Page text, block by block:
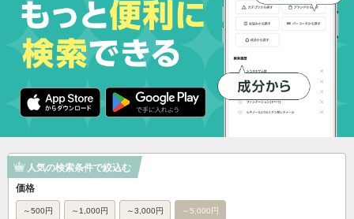
人気の検索条件で絞込む
価格
～500円 ～1,000円 ～3,000円 ～5,000円